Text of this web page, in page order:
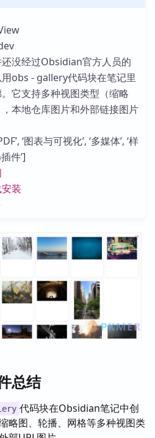
没经过Obsidian官方人员的
obs - gallery代码块在笔记里
它支持多种视图类型（缩略
本地仓库图片和外部链接图片
‘图表与可视化’, ‘多媒体’, ‘样
件’]
装
总结
代码块在Obsidian笔记中创
略图、轮播、网格等多种视图类